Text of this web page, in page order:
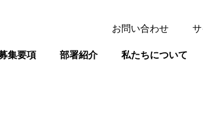
集要項 部署紹介 私たちについて
お問い合わせ